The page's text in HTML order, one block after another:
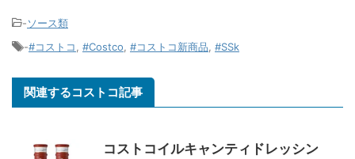
-ソース類
-#コストコ, #Costco, #コストコ新商品, #SSk
関連するコストコ記事
コストコイルキャンティドレッシン